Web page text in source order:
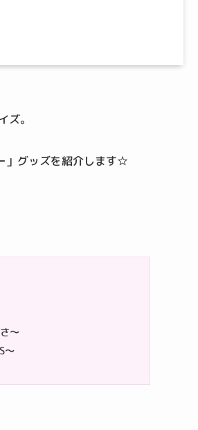
。
」グッズを紹介します☆
～
～